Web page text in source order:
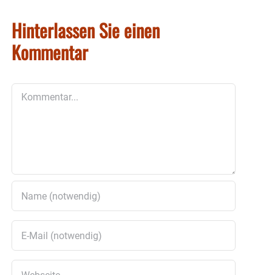
Hinterlassen Sie einen
Kommentar